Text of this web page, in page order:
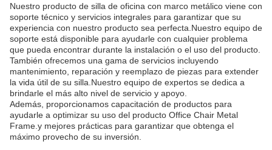
Nuestro producto de silla de oficina con marco metálico viene con
soporte técnico y servicios integrales para garantizar que su
experiencia con nuestro producto sea perfecta.Nuestro equipo de
soporte está disponible para ayudarle con cualquier problema
que pueda encontrar durante la instalación o el uso del producto.
También ofrecemos una gama de servicios incluyendo
mantenimiento, reparación y reemplazo de piezas para extender
la vida útil de su silla.Nuestro equipo de expertos se dedica a
brindarle el más alto nivel de servicio y apoyo.
Además, proporcionamos capacitación de productos para
ayudarle a optimizar su uso del producto Office Chair Metal
Frame.y mejores prácticas para garantizar que obtenga el
máximo provecho de su inversión.